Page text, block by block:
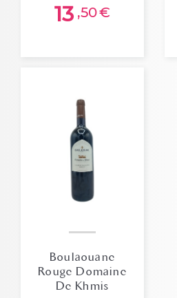
13 ,50€
Boulaouane
Rouge Domaine
De Khmis